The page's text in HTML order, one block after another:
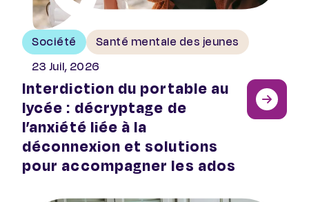
Société
Santé mentale des jeunes
23 Juil, 2026
Interdiction du portable au
lycée : décryptage de
l’anxiété liée à la
déconnexion et solutions
pour accompagner les ados